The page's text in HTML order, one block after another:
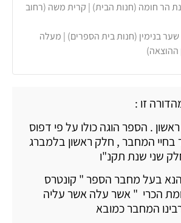
הר חומה (חנות הבית) | קרית משה (רחוב
בנימין (חנות בית הספרים) | מעלה
זו :
. הספר הוגה כולו על פי דפוס
בחיי המחבר , חלק ראשון בלמברג
שני שנת תקנ"ו
בעל מחבר הספר " קונטרס
הכרי " אשר עלה אשר עליה
המחבר כמובא